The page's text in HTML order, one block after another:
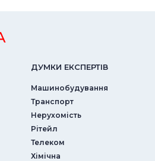
ДУМКИ ЕКСПЕРТIВ
Машинобудування
Транспорт
Нерухомість
Рітейл
Телеком
Хімічна